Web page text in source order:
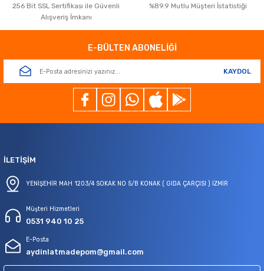
256 Bit SSL Sertifikası ile Güvenli
Alışveriş İmkanı
%89.9 Mutlu Müşteri İstatistiği
E-BÜLTEN ABONELİĞİ
KAYDOL
İLETİŞİM
YENİŞEHİR MAH 1203/4 SOKAK NO 5/B KONAK ( GIDA ÇARÇISI ) İZMİR
Müşteri Hizmetleri
0531 940 10 25
E-Posta
aydinlatmadepom@gmail.com